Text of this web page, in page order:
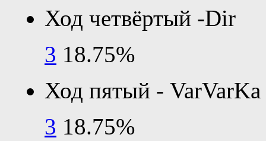
Ход четвёртый -Dir
3 18.75%
Ход пятый - VarVarKa
3 18.75%